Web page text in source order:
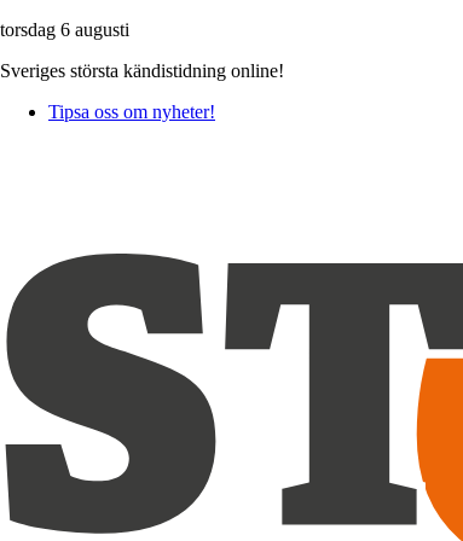
torsdag 6 augusti
Sveriges största kändistidning online!
Tipsa oss om nyheter!